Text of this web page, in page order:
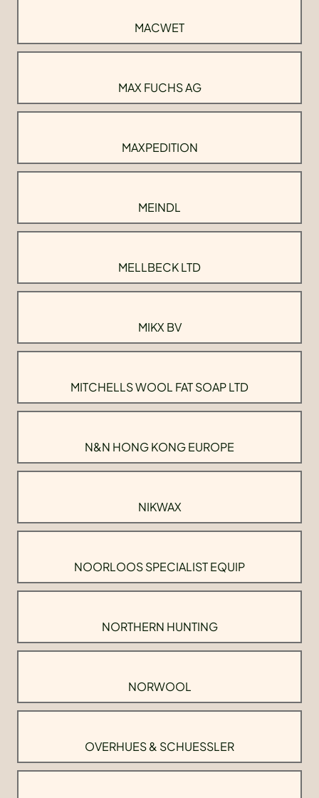
MACWET
MAX FUCHS AG
MAXPEDITION
MEINDL
MELLBECK LTD
MIKX BV
MITCHELLS WOOL FAT SOAP LTD
N&N HONG KONG EUROPE
NIKWAX
NOORLOOS SPECIALIST EQUIP
NORTHERN HUNTING
NORWOOL
OVERHUES & SCHUESSLER